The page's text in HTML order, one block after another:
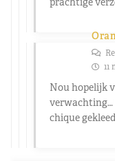
11
Nou hopelijk
verwachting…
chique